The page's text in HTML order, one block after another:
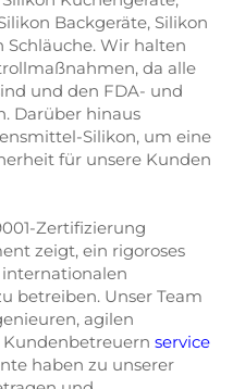
Backgeräte, Silikon
Wir halten
da alle
und den FDA- und
Darüber hinaus
Silikon, um eine
für unsere Kunden
Zertifizierung
zeigt, ein rigoroses
betreiben. Unser Team
agilen
service
haben zu unserer